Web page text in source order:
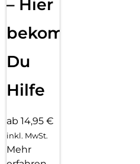
– Hier
bekommst
Du
Hilfe
ab 14,95 €
inkl. MwSt.
Mehr